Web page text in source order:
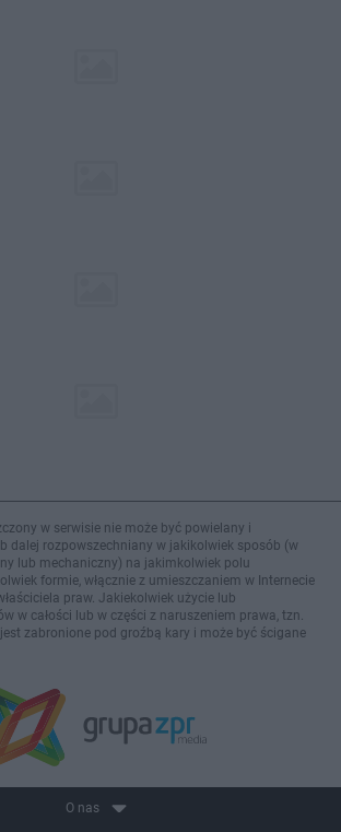
w serwisie nie może być powielany i
dalej rozpowszechniany w jakikolwiek sposób (w
lub mechaniczny) na jakimkolwiek polu
formie, włącznie z umieszczaniem w Internecie
praw. Jakiekolwiek użycie lub
w całości lub w części z naruszeniem prawa, tzn.
jest zabronione pod groźbą kary i może być ścigane
O nas